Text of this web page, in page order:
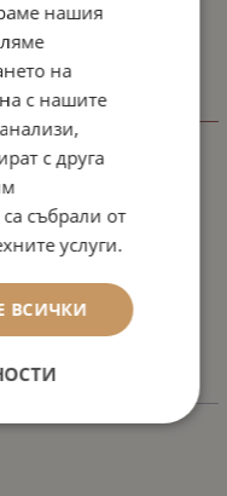
нашия
на
с нашите
с друга
събрали от
услуги.
ВСИЧКИ